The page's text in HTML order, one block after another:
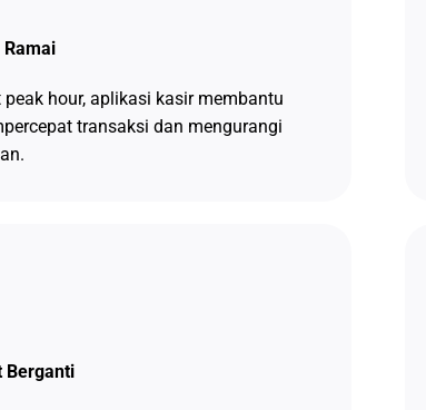
peak hour, aplikasi kasir membantu
transaksi dan mengurangi
Berganti